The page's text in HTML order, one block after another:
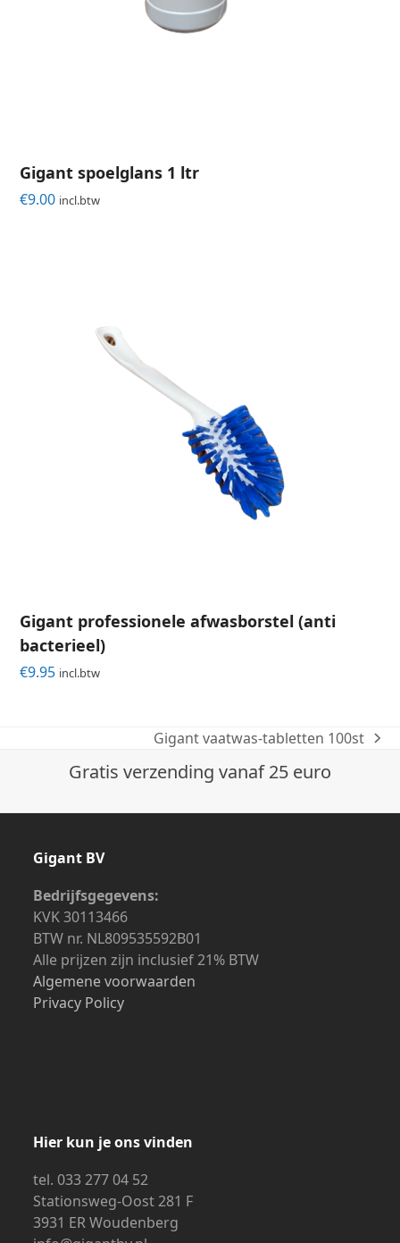
Gigant spoelglans 1 ltr
€9.00 incl.btw
Gigant professionele afwasborstel (anti
bacterieel)
€9.95 incl.btw
next
post:
Gigant vaatwas-tabletten 100st
Gratis verzending vanaf 25 euro
Gigant BV
Bedrijfsgegevens:
KVK 30113466
BTW nr. NL809535592B01
Alle prijzen zijn inclusief 21% BTW
Algemene voorwaarden
Privacy Policy
Hier kun je ons vinden
tel. 033 277 04 52
Stationsweg-Oost 281 F
3931 ER Woudenberg